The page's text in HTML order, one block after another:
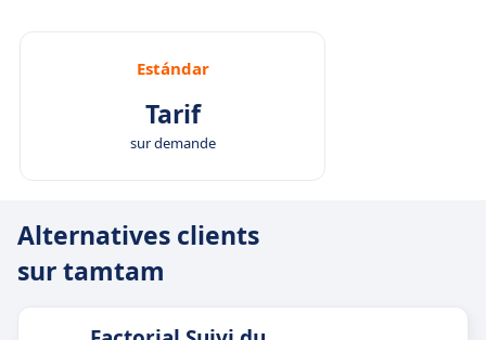
Estándar
Tarif
sur demande
Alternatives clients
sur tamtam